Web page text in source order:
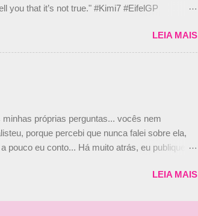
you that it’s not true." #Kimi7 #EifelGP
have Kimi as a team mate? 🙌 Over to you,
1 (@F1) October 8, 2020 Beijinhos, Ludy
LEIA MAIS
próprias perguntas... vocês nem
porque percebi que nunca falei sobre ela,
eu conto... Há muito atrás, eu publiquei
porque todos achavam que a Viviane Senna
LEIA MAIS